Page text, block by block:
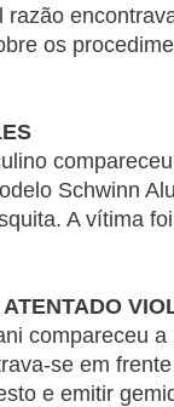
os
Schwinn
A vítima
compareceu a
se em
e emitir